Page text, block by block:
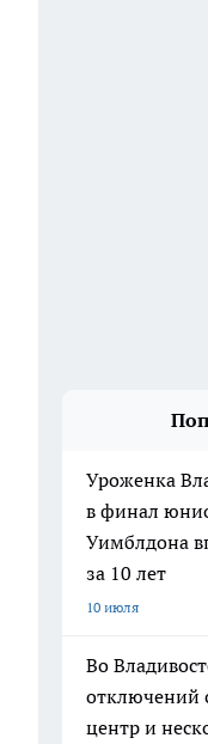
Уроженка
в финал
Уимблдона
за 10 лет
10 июля
Во
отключений
центр и